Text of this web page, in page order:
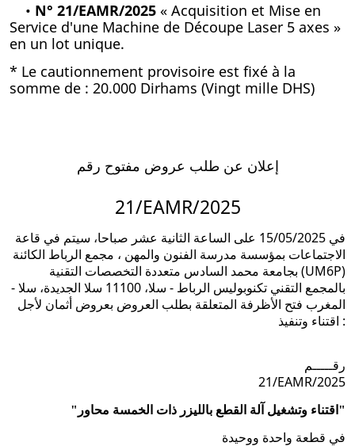
• N° 21/EAMR/2025 « Acquisition et Mise en
Service d'une Machine de Découpe Laser 5 axes »
en un lot unique.
* Le cautionnement provisoire est fixé à la
somme de : 20.000 Dirhams (Vingt mille DHS)
إعلان عن طلب عروض مفتوح رقم
21/EAMR/2025
في 15/05/2025 على الساعة الثانية عشر صباحا، سيتم في قاعة
الاجتماعات بمؤسسة مدرسة الفنون والمهن ، مجمع الرباط الكائنة
بجامعة محمد السادس متعددة التخصصات التقنية (UM6P)
بالمجمع التقني تكنوبوليس الرباط - سلا، 11100 سلا الجديدة، سلا -
المغرب فتح الأظرفة المتعلقة بطلب العروض بعروض أثمان لأجل
اقتناء وتنفيذ :
رقـــــم
21/EAMR/2025
"اقتناء وتشغيل آلة القطع بالليزر ذات الخمسة محاور"
في قطعة واحدة ووحيدة